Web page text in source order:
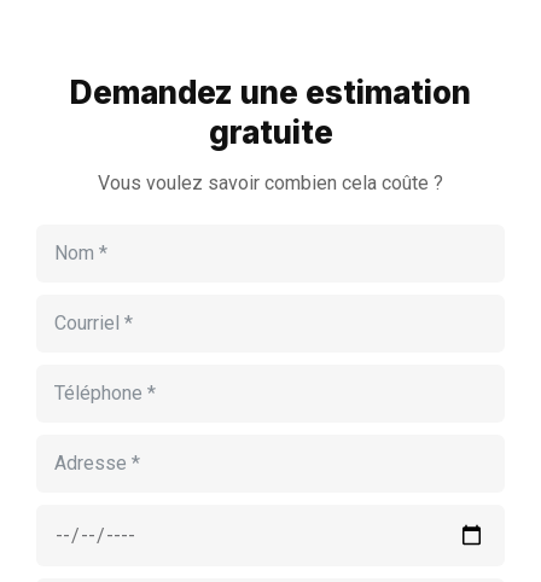
Demandez une estimation
gratuite
Vous voulez savoir combien cela coûte ?